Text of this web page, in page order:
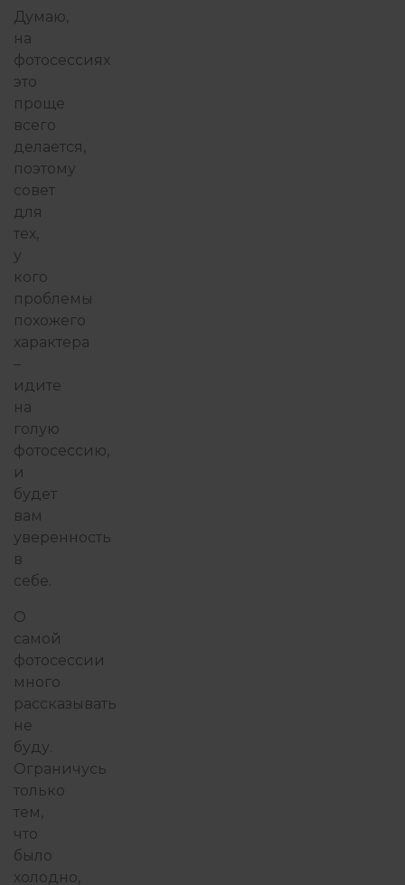
Думаю,
на
фотосессиях
это
проще
всего
делается,
поэтому
совет
для
тех,
у
кого
проблемы
похожего
характера
–
идите
на
голую
фотосессию,
и
будет
вам
уверенность
в
себе.
О
самой
фотосессии
много
рассказывать
не
буду.
Ограничусь
только
тем,
что
было
холодно,